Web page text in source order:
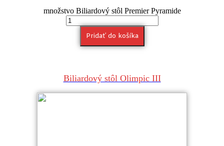
množstvo Biliardový stôl Premier Pyramide
Pridať do košíka
Biliardový stôl Olimpic III